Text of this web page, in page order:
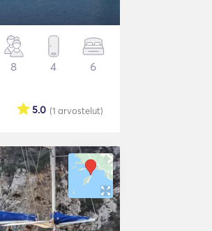
8 4 6
(1 arvostelut)
5.0